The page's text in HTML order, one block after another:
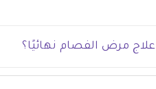
مرض الفصام نهائيًا؟